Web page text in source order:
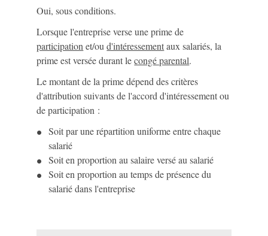
Oui, sous conditions.
Lorsque l'entreprise verse une prime de
participation et/oud'intéressementaux salariés, la
prime est versée durant lecongé parental.
Le montant de la prime dépend des critères
d'attribution suivants de l'accord d'intéressement ou
de participation :
Soit par une répartition uniforme entre chaque
salarié
Soit en proportion au salaire versé au salarié
Soit en proportion au temps de présence du
salarié dans l'entreprise